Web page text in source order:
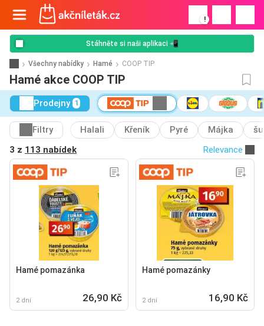
!
Stáhněte si naši aplikaci 📲
Všechny nabídky Hamé COOP TIP
Hamé akce COOP TIP
Prodejny 1
Filtry Halali Křeník Pyré Májka
3 z 113 nabídek Relevance
Hamé pomazánka
2 dní 26,90 Kč
Hamé pomazánky
2 dní 16,90 Kč